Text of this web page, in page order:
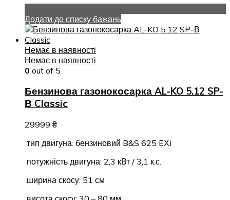
Додати до списку бажань
Немає в наявності
Немає в наявності
0 out of 5
Бензинова газонокосарка AL-KO 5.12 SP-
В Classic
29999 ₴
тип двигуна: бензиновий B&S 625 EХі
потужність двигуна: 2,3 кВт / 3,1 к.с.
ширина скосу: 51 см